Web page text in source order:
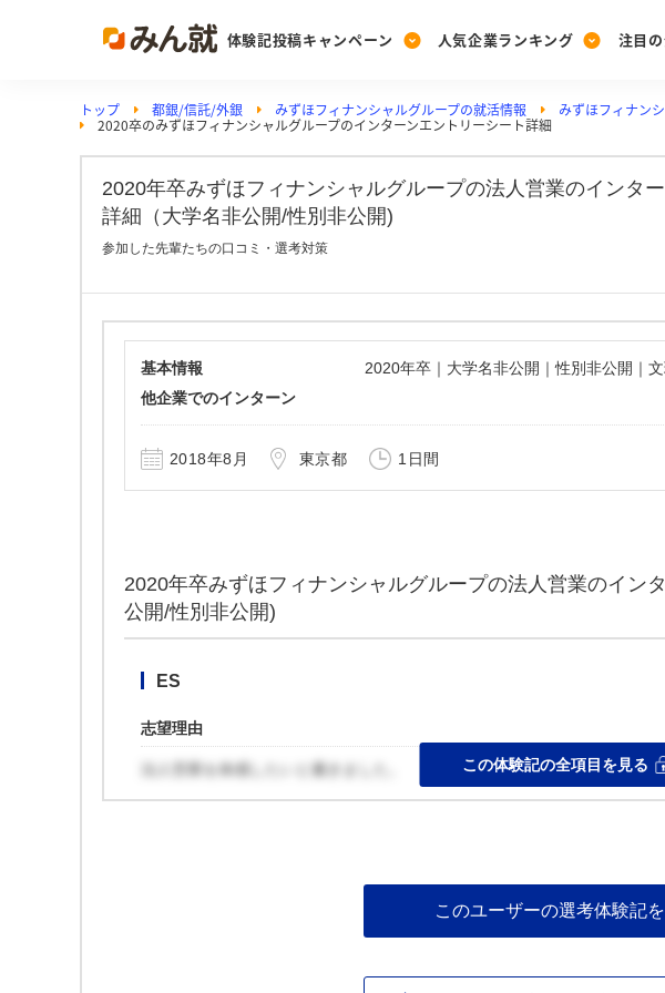
体験記投稿キャンペーン
Post
人気企業ランキング
Ranking
みんな
Vote
投票する
注目
PickUp
28卒 注
注目の
動画で知ろう！業界・企業研究
トップ 都銀/信託/外銀 みずほフィナンシャルグループの就活情報 みずほフィナン
2020卒のみずほフィナンシャルグループのインターンエントリーシート詳細
2020年卒みずほフィナンシャルグループの法人営業のインタ
詳細（大学名非公開/性別非公開)
参加した先輩たちの口コミ・選考対策
基本情報
2020年卒｜大学名非公開｜性別非公開｜
他企業でのインターン
2018年8月 東京都 1日間
2020年卒みずほフィナンシャルグループの法人営業のイン
公開/性別非公開)
ES
志望理由
法人営業を体感したいと書きました。 この体験記の全項目を見る
このユーザーの選考体験記